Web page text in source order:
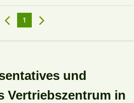
1
und
Vertriebszentrum in